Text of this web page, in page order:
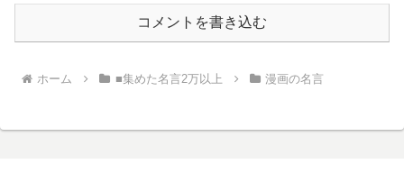
コメントを書き込む
ホーム ■集めた名言2万以上 漫画の名言